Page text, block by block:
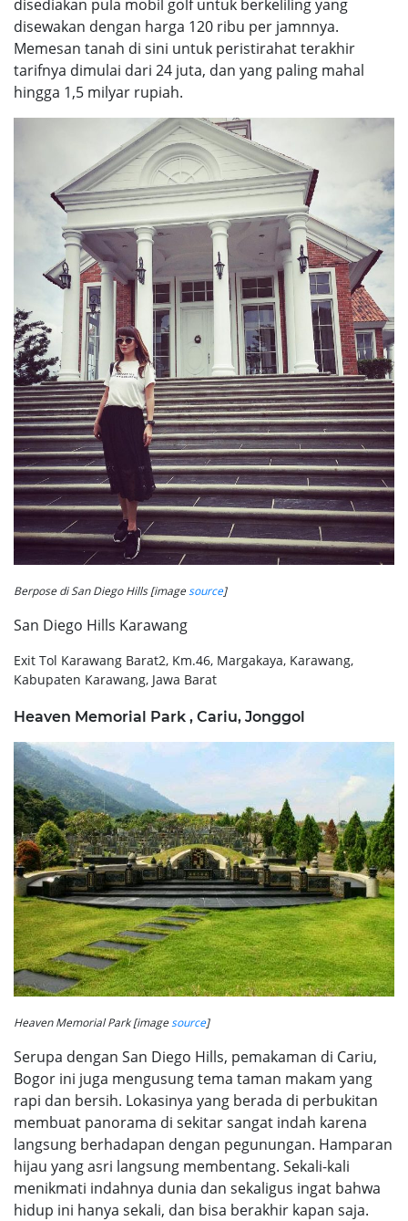
disediakan pula mobil golf untuk berkeliling yang
disewakan dengan harga 120 ribu per jamnnya.
Memesan tanah di sini untuk peristirahat terakhir
tarifnya dimulai dari 24 juta, dan yang paling mahal
hingga 1,5 milyar rupiah.
Berpose di San Diego Hills [imagesource]
San Diego Hills Karawang
Exit Tol Karawang Barat2, Km.46, Margakaya, Karawang,
Kabupaten Karawang, Jawa Barat
Heaven Memorial Park , Cariu, Jonggol
Heaven Memorial Park [imagesource]
Serupa dengan San Diego Hills, pemakaman di Cariu,
Bogor ini juga mengusung tema taman makam yang
rapi dan bersih. Lokasinya yang berada di perbukitan
membuat panorama di sekitar sangat indah karena
langsung berhadapan dengan pegunungan. Hamparan
hijau yang asri langsung membentang. Sekali-kali
menikmati indahnya dunia dan sekaligus ingat bahwa
hidup ini hanya sekali, dan bisa berakhir kapan saja.